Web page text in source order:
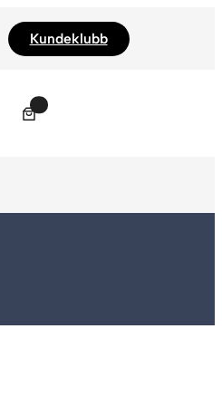
Kundeklubb